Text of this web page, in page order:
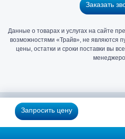
Запросить цену
Заказать
Данные о товарах и услугах на сайте
возможностями «Трайв», не являются
цены, остатки и сроки поставки вы
Главный
в
Санкт-
Петербурге
2006 - 2026 © Компания «Трайв»